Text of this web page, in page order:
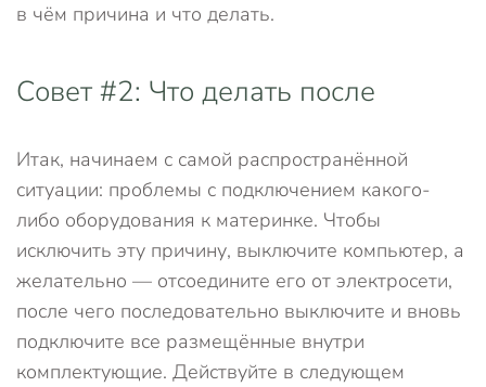
в чём причина и что делать.
Совет #2: Что делать после
Итак, начинаем с самой распространённой
ситуации: проблемы с подключением какого-
либо оборудования к материнке. Чтобы
исключить эту причину, выключите компьютер, а
желательно — отсоедините его от электросети,
после чего последовательно выключите и вновь
подключите все размещённые внутри
комплектующие. Действуйте в следующем